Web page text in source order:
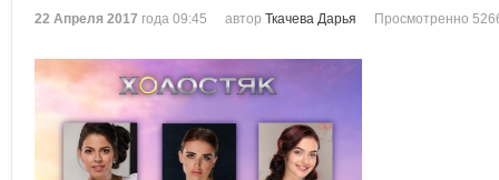
22 Апреля 2017 года 09:45 автор Ткачева Дарья Просмотренно